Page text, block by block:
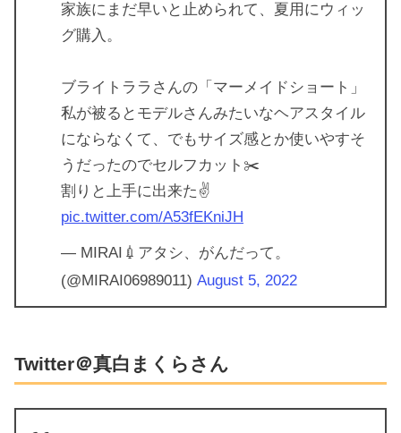
家族にまだ早いと止められて、夏用にウィッ
グ購入。
ブライトララさんの「マーメイドショート」
私が被るとモデルさんみたいなヘアスタイル
にならなくて、でもサイズ感とか使いやすそ
うだったのでセルフカット✂️
割りと上手に出来た✌️
pic.twitter.com/A53fEKniJH
— MIRAI💉アタシ、がんだって。
(@MIRAI06989011) August 5, 2022
Twitter＠真白まくらさん